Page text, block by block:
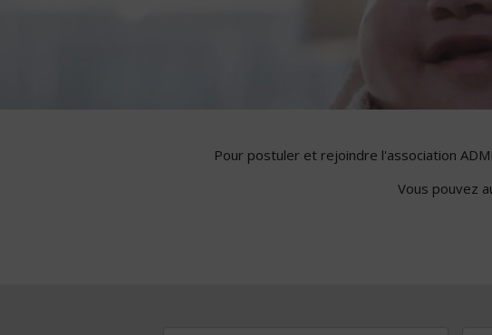
Pour postuler et rejoindre l'association
Vous pouvez